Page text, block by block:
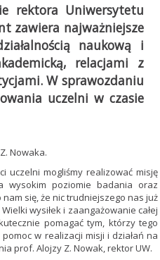
rektora Uniwersytetu
zawiera najważniejsze
naukową i
relacjami z
W sprawozdaniu
uczelni w czasie
Nowaka.
uczelni mogliśmy realizować misję
wysokim poziomie badania oraz
się, że nic trudniejszego nas już
wysiłek i zaangażowanie całej
pomagać tym, którzy tego
w realizacji misji i działań na
prof. Alojzy Z. Nowak, rektor UW.